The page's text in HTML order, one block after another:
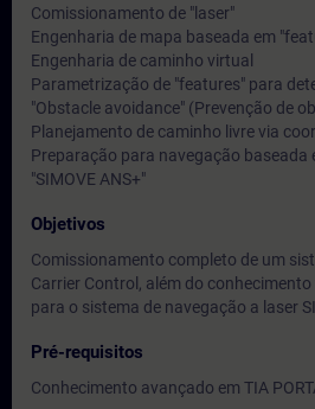
Comissionamento de "laser"
Engenharia de mapa baseada em
Engenharia de caminho virtual
Parametrização de "features" para
"Obstacle avoidance" (Prevenção de
Planejamento de caminho livre via
Preparação para navegação baseada
"SIMOVE ANS+"
Objetivos
Comissionamento completo de um
Carrier Control, além do
para o sistema de navegação a laser
Pré-requisitos
Conhecimento avançado em TIA